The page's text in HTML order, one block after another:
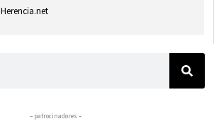
Herencia.net
– patrocinadores –